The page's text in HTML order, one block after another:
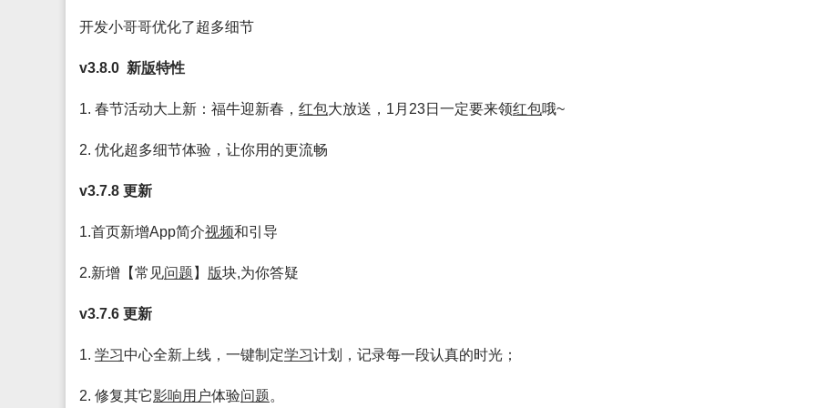
开发小哥哥优化了超多细节
v3.8.0 新版特性
1. 春节活动大上新：福牛迎新春， 红包大放送，1月23日一定要来领红包哦~
2. 优化超多细节体验，让你用的更流畅
v3.7.8 更新
1.首页新增App简介视频和引导
2.新增【常见问题 】 版块,为你答疑
v3.7.6 更新
1. 学习中心全新上线，一键制定学习计划，记录每一段认真的时光；
2. 修复其它影响用户体验问题。